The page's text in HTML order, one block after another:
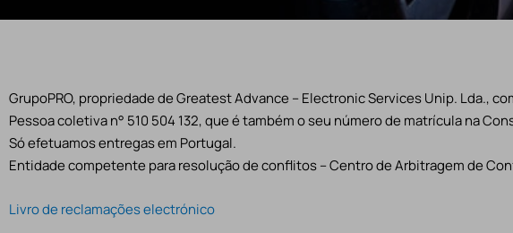
GrupoPRO, propriedade de Greatest Advance – Electronic Services Unip. Lda.,
Pessoa coletiva n° 510 504 132, que é também o seu número de matrícula na
Só efetuamos entregas em Portugal.
Entidade competente para resolução de conflitos – Centro de Arbitragem de
Livro de reclamações electrónico